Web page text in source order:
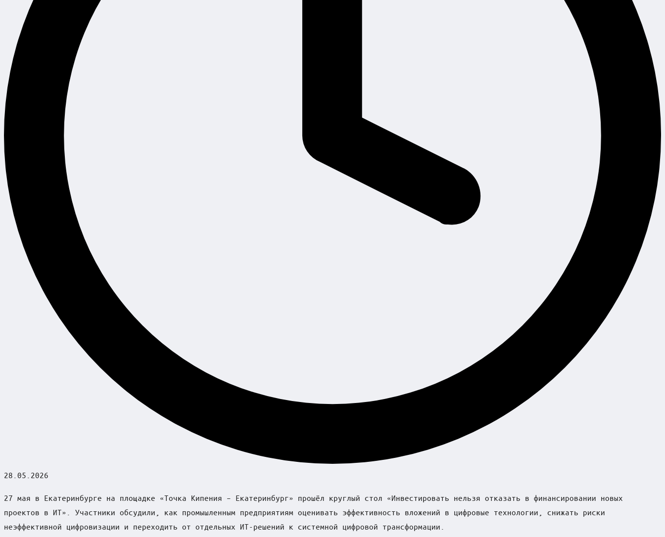
28.05.2026
27 мая в Екатеринбурге на площадке «Точка Кипения – Екатеринбург» прошёл круглый стол «Инвестировать нельзя отказать в финансировании новых
проектов в ИТ». Участники обсудили, как промышленным предприятиям оценивать эффективность вложений в цифровые технологии, снижать риски
неэффективной цифровизации и переходить от отдельных ИТ-решений к системной цифровой трансформации.